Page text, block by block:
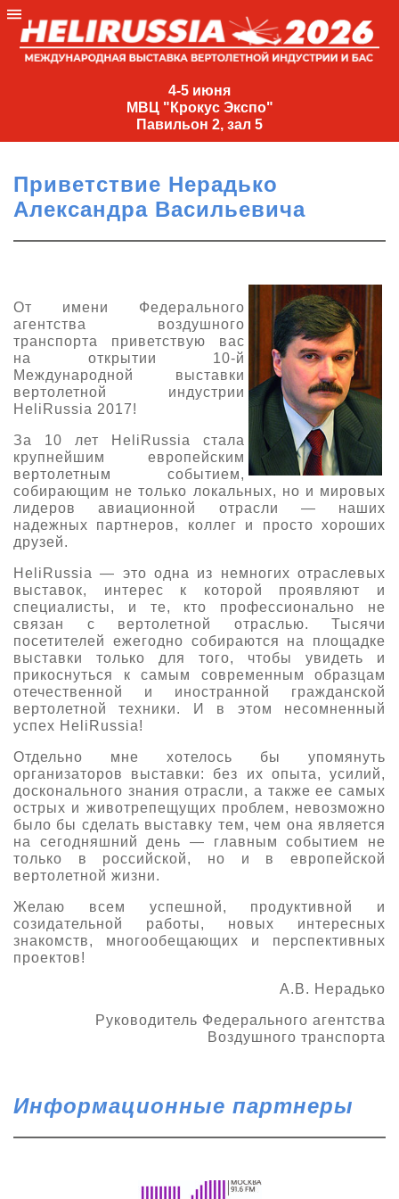
4-5 июня
МВЦ "Крокус Экспо"
Павильон 2, зал 5
4-
МВЦ
Экспо"
Павильон
2,
+7
(495)
477-
33-81
Партнеры выставки
Крокус Экспо
Даты будущих выставок
Контакты
Для участников
Заявка на участие
Прилет на выставку
Основные требования МВЦ «Крокус Экспо»
Для посетителей
Место проведения HeliRussia
Схема проезда
Правила доступа и пребывания Крокус Экспо
Для СМИ
Аккредитация прессы
Условия инфопартнёрства
Положение об аккредитации
Публикации о выставке
Пресс-релизы
Архив
Приветствие Нерадько
Александра Васильевича
От имени Федерального
агентства воздушного
транспорта приветствую вас
на открытии 10-й
Международной выставки
вертолетной индустрии
HeliRussia 2017!
За 10 лет HeliRussia стала
крупнейшим европейским
вертолетным событием,
собирающим не только локальных, но и мировых
лидеров авиационной отрасли — наших
надежных партнеров, коллег и просто хороших
друзей.
HeliRussia — это одна из немногих отраслевых
выставок, интерес к которой проявляют и
специалисты, и те, кто профессионально не
связан с вертолетной отраслью. Тысячи
посетителей ежегодно собираются на площадке
выставки только для того, чтобы увидеть и
прикоснуться к самым современным образцам
отечественной и иностранной гражданской
вертолетной техники. И в этом несомненный
успех HeliRussia!
Отдельно мне хотелось бы упомянуть
организаторов выставки: без их опыта, усилий,
досконального знания отрасли, а также ее самых
острых и животрепещущих проблем, невозможно
было бы сделать выставку тем, чем она является
на сегодняшний день — главным событием не
только в российской, но и в европейской
вертолетной жизни.
Желаю всем успешной, продуктивной и
созидательной работы, новых интересных
знакомств, многообещающих и перспективных
проектов!
А.В. Нерадько
Руководитель Федерального агентства
Воздушного транспорта
Информационные партнеры